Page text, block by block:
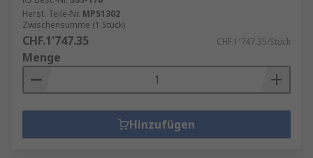
Herst. Teile-Nr. MPS1302
Zwischensumme (1 Stück)
CHF.1'747.35 CHF.1'747.35/Stück
Menge
Hinzufügen